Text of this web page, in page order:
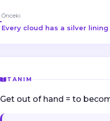
Önceki
Every cloud has a silver lining
TANIM
Get out of hand = to